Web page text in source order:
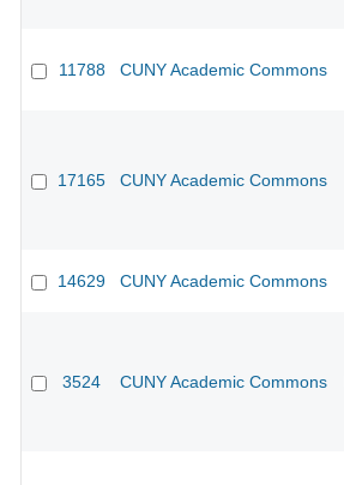
11788 CUNY Academic Commons
17165 CUNY Academic Commons
14629 CUNY Academic Commons
3524 CUNY Academic Commons